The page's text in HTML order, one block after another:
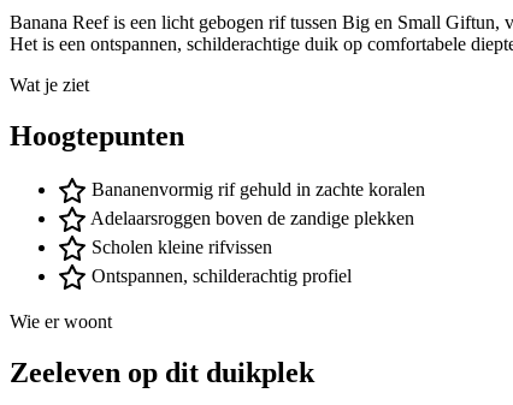
Banana Reef is een licht gebogen rif tussen Big en Small Giftun,
Het is een ontspannen, schilderachtige duik op comfortabele
Wat je ziet
Hoogtepunten
Bananenvormig rif gehuld in zachte koralen
Adelaarsroggen boven de zandige plekken
Scholen kleine rifvissen
Ontspannen, schilderachtig profiel
Wie er woont
Zeeleven op dit duikplek